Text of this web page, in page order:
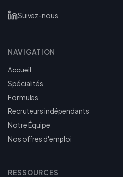
Suivez-nous
NAVIGATION
Accueil
Spécialités
Formules
Recruteurs indépendants
Notre Équipe
Nos offres d'emploi
RESSOURCES